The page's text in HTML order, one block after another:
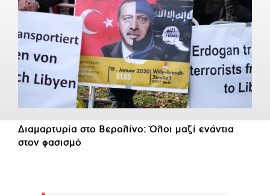
Διαμαρτυρία στο Βερολίνο: Όλοι μαζί ενάντια
στον φασισμό